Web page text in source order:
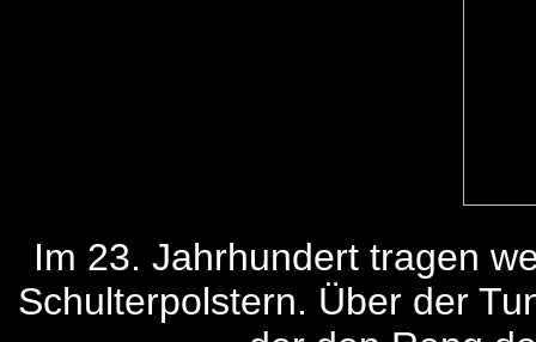
Im 23. Jahrhundert tragen
Schulterpolstern. Über der